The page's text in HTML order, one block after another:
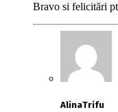
Bravo si felicitări
AlinaTrifu